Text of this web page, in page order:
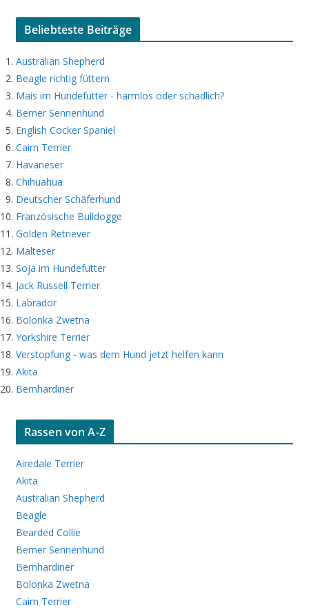
Beliebteste Beiträge
Australian Shepherd
Beagle richtig füttern
Mais im Hundefutter - harmlos oder schädlich?
Berner Sennenhund
English Cocker Spaniel
Cairn Terrier
Havaneser
Chihuahua
Deutscher Schäferhund
Französische Bulldogge
Golden Retriever
Malteser
Soja im Hundefutter
Jack Russell Terrier
Labrador
Bolonka Zwetna
Yorkshire Terrier
Verstopfung - was dem Hund jetzt helfen kann
Akita
Bernhardiner
Rassen von A-Z
Airedale Terrier
Akita
Australian Shepherd
Beagle
Bearded Collie
Berner Sennenhund
Bernhardiner
Bolonka Zwetna
Cairn Terrier